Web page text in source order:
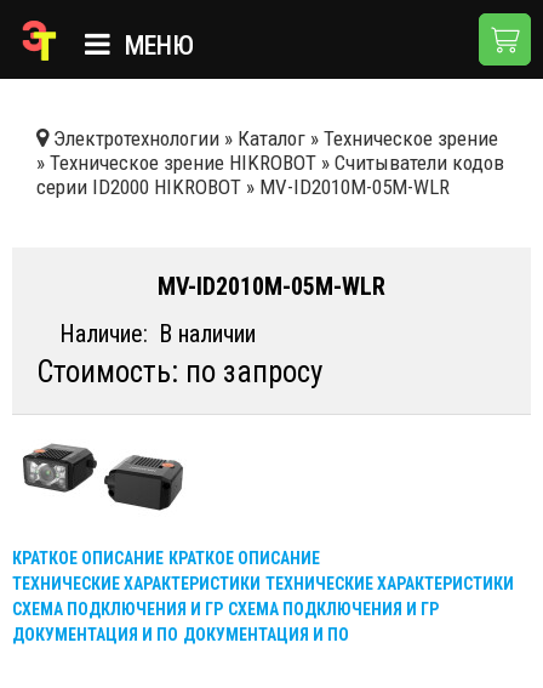
МЕНЮ
КАТАЛОГ
НОВОСТИ
ДОСТАВКА И ОПЛАТА
КОНТАКТЫ
Электротехнологии » Каталог » Техническое зрение
» Техническое зрение HIKROBOT » Считыватели кодов
серии ID2000 HIKROBOT » MV-ID2010M-05M-WLR
MV-ID2010M-05M-WLR
Наличие: В наличии
Стоимость: по запросу
КРАТКОЕ ОПИСАНИЕ КРАТКОЕ ОПИСАНИЕ
ТЕХНИЧЕСКИЕ ХАРАКТЕРИСТИКИ ТЕХНИЧЕСКИЕ ХАРАКТЕРИСТИКИ
СХЕМА ПОДКЛЮЧЕНИЯ И ГР СХЕМА ПОДКЛЮЧЕНИЯ И ГР
ДОКУМЕНТАЦИЯ И ПО ДОКУМЕНТАЦИЯ И ПО